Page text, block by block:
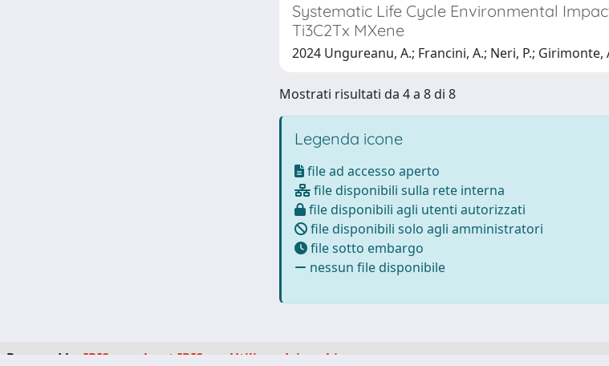
Systematic Life Cycle Environmental
Ti3C2Tx MXene
2024 Ungureanu, A.; Francini, A.; Neri, P.; Girimonte,
Mostrati risultati da 4 a 8 di 8
Legenda icone
file ad accesso aperto
file disponibili sulla rete interna
file disponibili agli utenti autorizzati
file disponibili solo agli amministratori
file sotto embargo
nessun file disponibile
Powered by IRIS about IRIS Utilizzo dei cookie